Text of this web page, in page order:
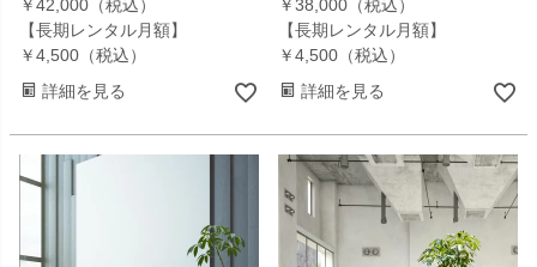
￥42,000（税込）
【長期レンタル月額】
￥4,500（税込）
詳細を見る
￥38,000（税込）
【長期レンタル月額】
￥4,500（税込）
詳細を見る